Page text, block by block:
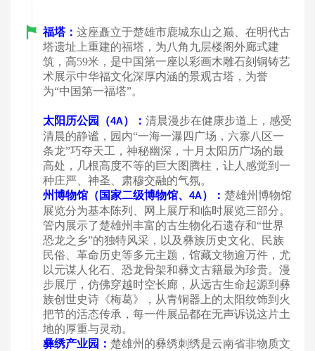
福塔： 这座矗立于楚雄市鹿城东山之巅、在明代古
塔遗址上重建的福塔，为八角九层楼阁外廊式建
筑，高59米，是中国第一座以彩画木雕石刻铜铸艺
术展示中华福文化深厚内涵的景观古塔，为誉
为“中国第一福塔”。
太阳历公园（4A）： 清晨漫步在健康步道上，感受
清晨的静谧，园内“一海一瀑四广场，六寨八区一
条龙”巧夺天工，神秘幽深，十月太阳历广场的最
高处，几根高度不等的巨大图腾柱，让人感觉到一
种庄严、神圣、肃穆交融的气氛。
州博物馆（国家二级博物馆、 4A）： 楚雄州博物馆
展览分为基本陈列、网上展厅和临时展览三部分。
管内展示了楚雄州丰富的古生物化石遗存和“世界
恐龙之乡”的独特风采，以及彝族历史文化、民族
民俗、革命历史等多元主题，馆藏文物逾万件，尤
以元谋人化石、恐龙骨架和彝文古籍最为珍贵。漫
步展厅，仿佛穿越时空长廊，从远古生命起源到彝
族创世史诗《梅葛》，从青铜器上的太阳纹饰到火
把节的活态传承，每一件展品都在无声诉说这片土
地的厚重与灵动。
彝绣产业园： 楚雄州的彝绣刺绣是云南省非物质文